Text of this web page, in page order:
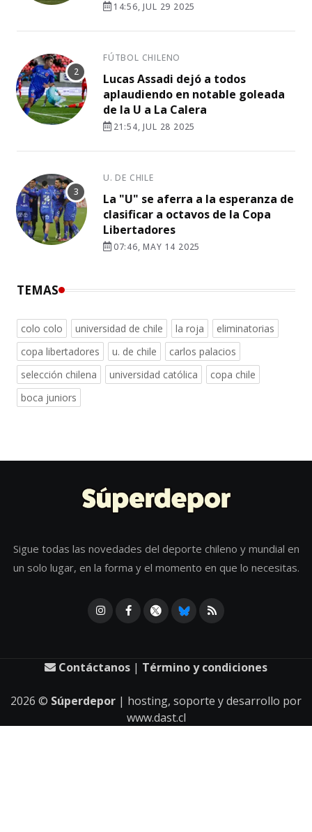
14:56, JUL 29 2025
FÚTBOL CHILENO
Lucas Assadi dejó a todos
aplaudiendo en notable goleada
de la U a La Calera
21:54, JUL 28 2025
U. DE CHILE
La "U" se aferra a la esperanza de
clasificar a octavos de la Copa
Libertadores
07:46, MAY 14 2025
TEMAS
colo colo universidad de chile la roja
eliminatorias
copa libertadores
u. de chile
carlos palacios
selección chilena
universidad católica
copa chile
boca juniors
Sigue todas las novedades del deporte chileno y mundial en
un solo lugar, en la forma y el momento en que lo necesitas.
Contáctanos | Término y condiciones
2026 © Súperdepor | hosting, soporte y desarrollo por
www.dast.cl